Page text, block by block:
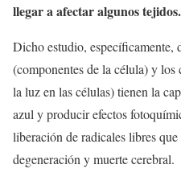
llegar a afectar algunos tejidos.
Dicho estudio, específicamente,
(componentes de la célula) y los
la luz en las células) tienen la
azul y producir efectos
liberación de radicales libres
degeneración y muerte cerebral.